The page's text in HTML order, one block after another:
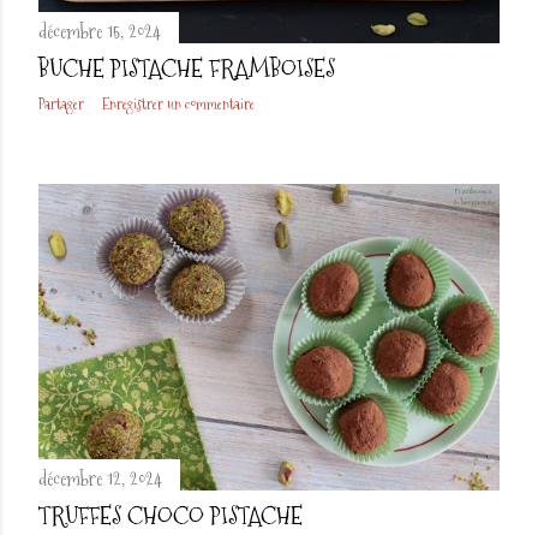
décembre 15, 2024
BUCHE PISTACHE FRAMBOISES
Partager Enregistrer un commentaire
décembre 12, 2024
TRUFFES CHOCO PISTACHE